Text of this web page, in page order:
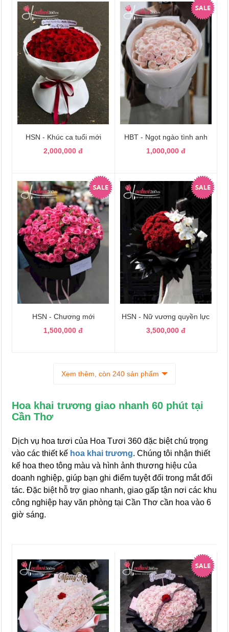
HSN - Khúc ca tuổi mới
2,000,000 đ
HBT - Ngọt ngào tình anh
1,000,000 đ
HSN - Chương mới
1,500,000 đ
HSN - Nữ vương quyền lực
3,500,000 đ
Xem thêm, còn 240 sản phẩm
Hoa khai trương giao nhanh 60 phút tại
Cần Thơ
Dịch vụ hoa tươi của Hoa Tươi 360 đặc biệt chú trọng
vào các thiết kế hoa khai trương. Chúng tôi nhận thiết
kế hoa theo tông màu và hình ảnh thương hiệu của
doanh nghiệp, giúp bạn ghi điểm tuyệt đối trong mắt đối
tác. Đặc biệt hỗ trợ giao nhanh, giao gấp tận nơi các khu
công nghiệp hay văn phòng tại Cần Thơ cần hoa vào 6
giờ sáng.